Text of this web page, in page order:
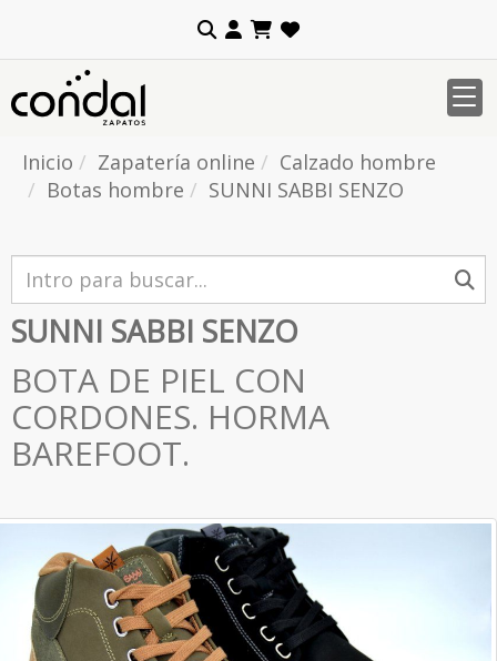
Inicio Zapatería online
Calzado hombre
Botas hombre
SUNNI SABBI SENZO
SUNNI SABBI SENZO
BOTA DE PIEL CON
CORDONES. HORMA
BAREFOOT.